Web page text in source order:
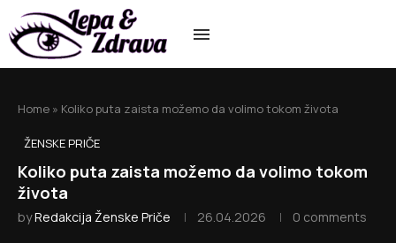
Home » Koliko puta zaista možemo da volimo tokom života
ŽENSKE PRIČE
Koliko puta zaista možemo da volimo tokom
života
byRedakcija Ženske Priče 26.04.2026 0 comments